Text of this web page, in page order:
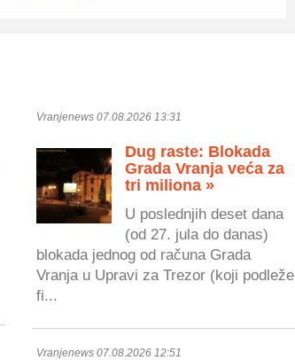
Vranjenews 07.08.2026 13:31
Dug raste: Blokada
Grada Vranja veća za
tri miliona »
U poslednjih deset dana
(od 27. jula do danas)
blokada jednog od računa Grada
Vranja u Upravi za Trezor (koji podleže
fi...
Vranjenews 07.08.2026 12:51